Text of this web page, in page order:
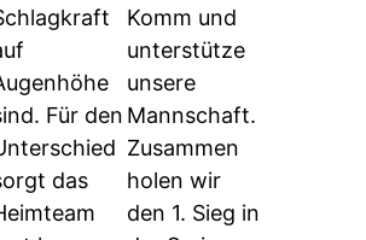
Für den
das
Komm und
unterstütze
unsere
Mannschaft.
Zusammen
holen wir
den 1. Sieg in